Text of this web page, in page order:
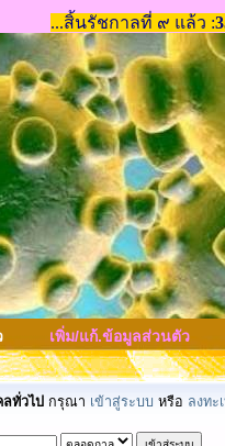
เพิ่ม/แก้.ข้อมูลส่วนตัว
ทั่วไป กรุณา เข้าสู่ระบบ หรือ ลงทะ